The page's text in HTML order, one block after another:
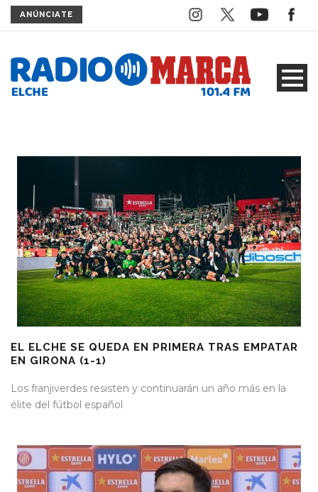
ANÚNCIATE
EL ELCHE SE QUEDA EN PRIMERA TRAS EMPATAR
EN GIRONA (1-1)
Los franjiverdes resisten y continuarán un año más en la
élite del fútbol español